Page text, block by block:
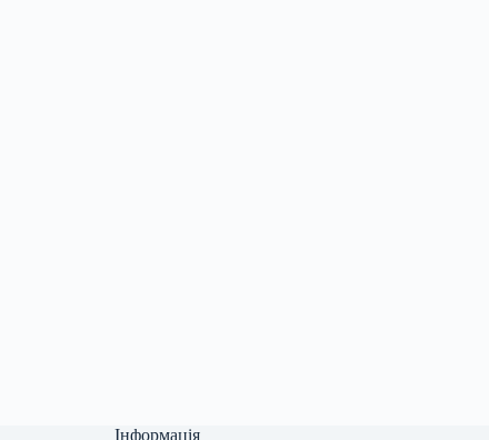
Інформація